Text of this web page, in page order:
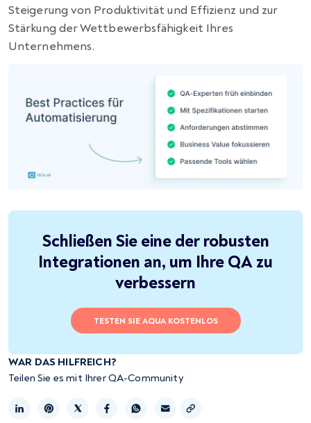
Steigerung von Produktivität und Effizienz und zur
Stärkung der Wettbewerbsfähigkeit Ihres
Unternehmens.
Schließen Sie eine der robusten
Integrationen an, um Ihre QA zu
verbessern
TESTEN SIE AQUA KOSTENLOS
WAR DAS HILFREICH?
Teilen Sie es mit Ihrer QA-Community